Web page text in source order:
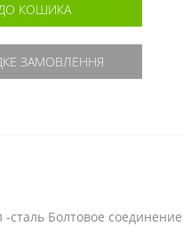
КОШИКА
ЗАМОВЛЕННЯ
Болтовое